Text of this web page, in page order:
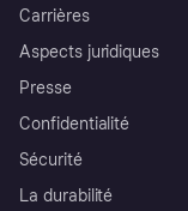
Carrières
Aspects juridiques
Presse
Confidentialité
Sécurité
La durabilité